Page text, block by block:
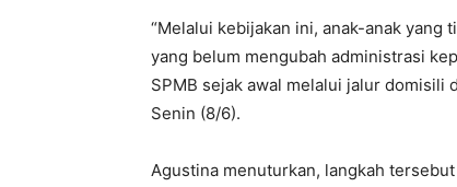
“Melalui kebijakan ini, anak-anak yang
yang belum mengubah administrasi
SPMB sejak awal melalui jalur domisili
Senin (8/6).
Agustina menuturkan, langkah